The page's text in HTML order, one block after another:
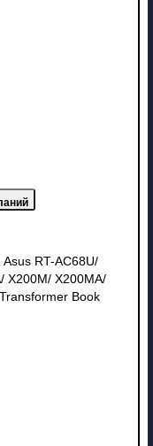
Asus RT-AC68U/
X200M/ X200MA/
Book